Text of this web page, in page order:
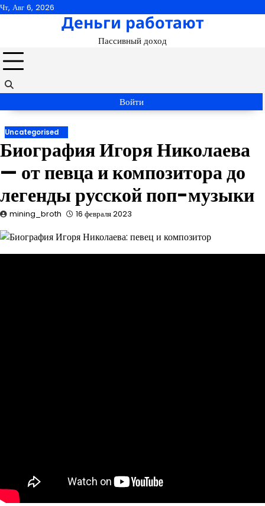
Перейти
Чт, Авг 6, 2026
Деньги работают
Пассивный доход
Войти
Uncategorised
Биография Игоря Николаева
— от певца и композитора до
легенды русской поп-музыки
mining_broth 16 февраля 2023